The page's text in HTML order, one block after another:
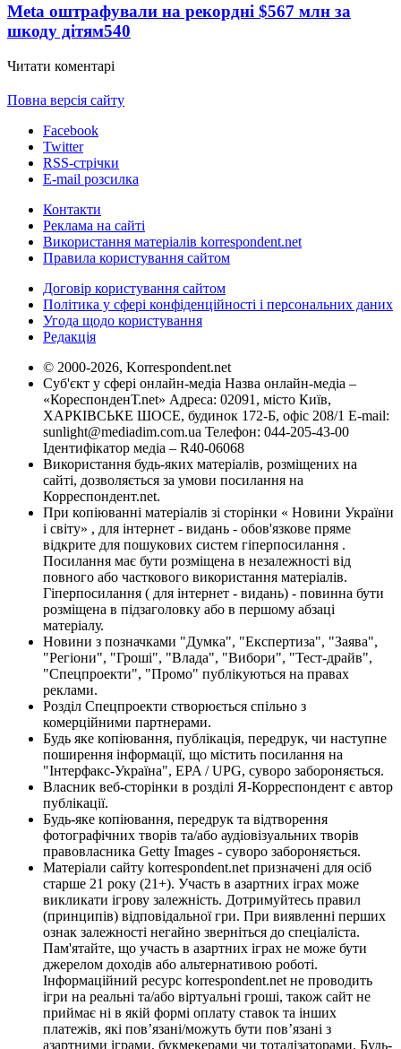
Meta оштрафували на рекордні $567 млн за
шкоду дітям540
Читати коментарі
Повна версія сайту
Facebook
Twitter
RSS-стрічки
E-mail розсилка
Контакти
Реклама на сайті
Використання матеріалів korrespondent.net
Правила користування сайтом
Договір користування сайтом
Політика у сфері конфіденційності і персональних даних
Угода щодо користування
Редакція
© 2000-2026, Korrespondent.net
Суб'єкт у сфері онлайн-медіа Назва онлайн-медіа –
«КореспонденТ.net» Адреса: 02091, місто Київ,
ХАРКІВСЬКЕ ШОСЕ, будинок 172-Б, офіс 208/1 E-mail:
sunlight@mediadim.com.ua Телефон: 044-205-43-00
Ідентифікатор медіа – R40-06068
Використання будь-яких матеріалів, розміщених на
сайті, дозволяється за умови посилання на
Корреспондент.net.
При копіюванні матеріалів зі сторінки « Новини України
і світу» , для інтернет - видань - обов'язкове пряме
відкрите для пошукових систем гіперпосилання .
Посилання має бути розміщена в незалежності від
повного або часткового використання матеріалів.
Гіперпосилання ( для інтернет - видань) - повинна бути
розміщена в підзаголовку або в першому абзаці
матеріалу.
Новини з позначками "Думка", "Експертиза", "Заява",
"Регіони", "Гроші", "Влада", "Вибори", "Тест-драйв",
"Спецпроекти", "Промо" публікуються на правах
реклами.
Розділ Спецпроекти створюється спільно з
комерційними партнерами.
Будь яке копіювання, публікація, передрук, чи наступне
поширення інформації, що містить посилання на
"Інтерфакс-Україна", EPA / UPG, суворо забороняється.
Власник веб-сторінки в розділі Я-Корреспондент є автор
публікації.
Будь-яке копіювання, передрук та відтворення
фотографічних творів та/або аудіовізуальних творів
правовласника Getty Images - суворо забороняється.
Матеріали сайту korrespondent.net призначені для осіб
старше 21 року (21+). Участь в азартних іграх може
викликати ігрову залежність. Дотримуйтесь правил
(принципів) відповідальної гри. При виявленні перших
ознак залежності негайно зверніться до спеціаліста.
Пам'ятайте, що участь в азартних іграх не може бути
джерелом доходів або альтернативою роботі.
Інформаційний ресурс korrespondent.net не проводить
ігри на реальні та/або віртуальні гроші, також сайт не
приймає ні в якій формі оплату ставок та інших
платежів, які пов’язані/можуть бути пов’язані з
азартними іграми, букмекерами чи тоталізаторами. Будь-